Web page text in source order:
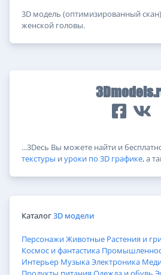
3D модель (оптимизированный
женской головы.
...3Dесь Вы можете найти и
текстуры и уроки по 3D графике, а
Каталог3D модели
ПерсонажиЖивотные Растения и
Космос и фантастика
Интерьер МузыкаЭлектроника